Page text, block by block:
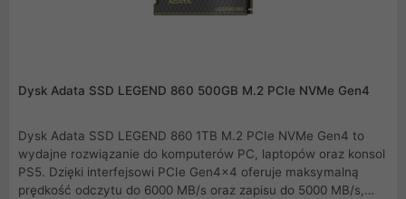
Dysk Adata SSD LEGEND 860 500GB M.2 PCIe NVMe Gen4
Dysk Adata SSD LEGEND 860 1TB M.2 PCIe NVMe Gen4 to
wydajne rozwiązanie do komputerów PC, laptopów oraz konsol
PS5. Dzięki interfejsowi PCIe Gen4x4 oferuje maksymalną
prędkość odczytu do 6000 MB/s oraz zapisu do 5000 MB/s,